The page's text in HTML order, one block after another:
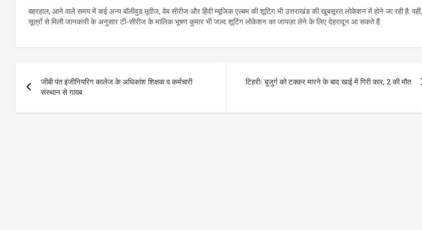
बहरहाल, आने वाले समय में कई अन्य बॉलीवुड मूवीज, वेब सीरीज और हिंदी म्यूजिक एल्बम की शूटिंग भी उत्तराखंड की खूबसूरत लोकेशन में होने जा रही है. वहीं,
सूत्रों से मिली जानकारी के अनुसार टी-सीरीज के मालिक भूषण कुमार भी जल्द शूटिंग लोकेशन का जायज़ा लेने के लिए देहरादून आ सकते हैं.
navigation
जीबी पंत इंजीनियरिग कालेज के अधिकांश शिक्षक व कर्मचारी
संस्थान से गायब
टिहरीः बुजुर्ग को टक्कर मारने के बाद खाई में गिरी कार, 2 की मौत